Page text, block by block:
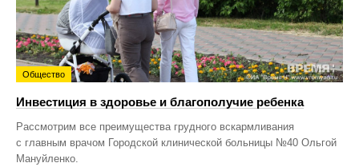
Общество
Инвестиция в здоровье и благополучие ребенка
Рассмотрим все преимущества грудного вскармливания
с главным врачом Городской клинической больницы №40 Ольгой
Мануйленко.